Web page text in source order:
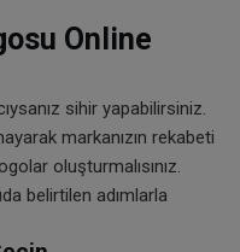
Online
sihir yapabilirsiniz.
markanızın rekabeti
oluşturmalısınız.
belirtilen adımlarla